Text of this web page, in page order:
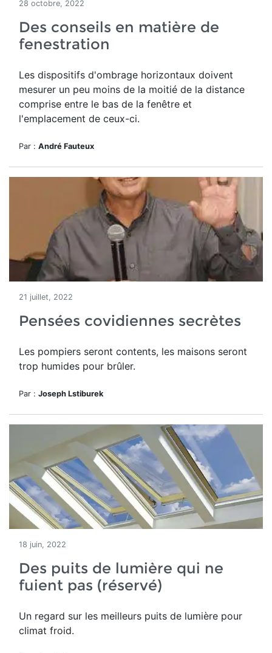
28 octobre, 2022
Des conseils en matière de
fenestration
Les dispositifs d'ombrage horizontaux doivent
mesurer un peu moins de la moitié de la distance
comprise entre le bas de la fenêtre et
l'emplacement de ceux-ci.
Par : André Fauteux
21 juillet, 2022
Pensées covidiennes secrètes
Les pompiers seront contents, les maisons seront
trop humides pour brûler.
Par : Joseph Lstiburek
18 juin, 2022
Des puits de lumière qui ne
fuient pas (réservé)
Un regard sur les meilleurs puits de lumière pour
climat froid.